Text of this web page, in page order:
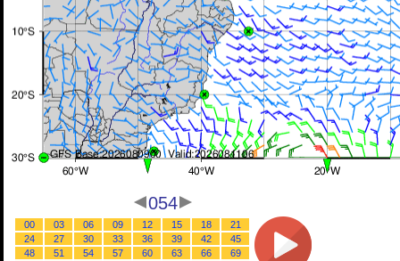
054
00 03 06 09 12 15 18
21
24
27 30 33 36 39 42
45
48
51 54 57 60 63 66
69